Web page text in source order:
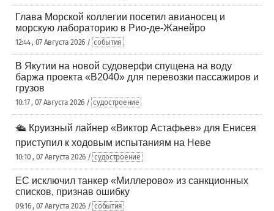
Глава Морской коллегии посетил авианосец и
морскую лабораторию в Рио-де-Жанейро
12:44 , 07 Августа 2026 / события
В Якутии на новой судоверфи спущена на воду
баржа проекта «В2040» для перевозки пассажиров и
грузов
10:17 , 07 Августа 2026 / судостроение
🛳️ Круизный лайнер «Виктор Астафьев» для Енисея
приступил к ходовым испытаниям на Неве
10:10 , 07 Августа 2026 / судостроение
ЕС исключил танкер «Миллерово» из санкционных
списков, признав ошибку
09:16 , 07 Августа 2026 / события